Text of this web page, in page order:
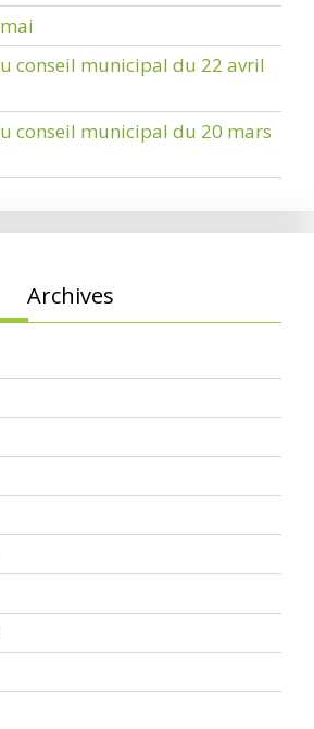
conseil municipal du 22 avril
conseil municipal du 20 mars
Archives